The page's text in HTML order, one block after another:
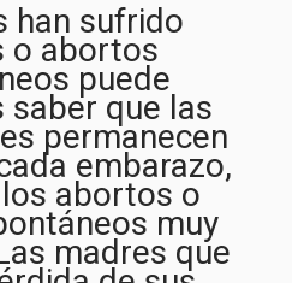
han sufrido
o abortos
puede
saber que las
permanecen
embarazo,
abortos o
muy
madres que